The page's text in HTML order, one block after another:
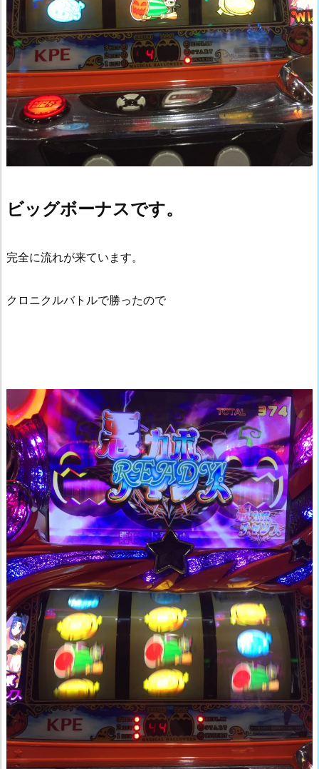
ビッグボーナスです。
完全に流れが来ています。
クロニクルバトルで勝ったので